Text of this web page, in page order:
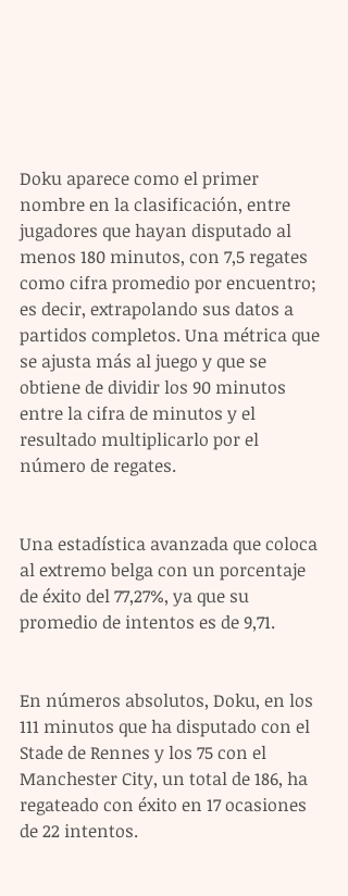
Doku aparece como el primer
nombre en la clasificación, entre
jugadores que hayan disputado al
menos 180 minutos, con 7,5 regates
como cifra promedio por encuentro;
es decir, extrapolando sus datos a
partidos completos. Una métrica que
se ajusta más al juego y que se
obtiene de dividir los 90 minutos
entre la cifra de minutos y el
resultado multiplicarlo por el
número de regates.
Una estadística avanzada que coloca
al extremo belga con un porcentaje
de éxito del 77,27%, ya que su
promedio de intentos es de 9,71.
En números absolutos, Doku, en los
111 minutos que ha disputado con el
Stade de Rennes y los 75 con el
Manchester City, un total de 186, ha
regateado con éxito en 17 ocasiones
de 22 intentos.